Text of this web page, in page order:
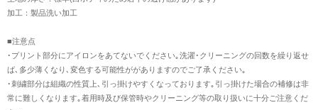
加工：製品洗い加工
■注意点
･プリント部分にアイロンをあてないでください｡洗濯･クリーニングの回数を繰り返せ
ば､多少薄くなり､変色する可能性ががありますのでご了承ください｡
･刺繍部分は組織の性質上､引っ掛けやすくなっております｡引っ掛けた場合の補修は非
常に難しくなります｡着用時及び保管時やクリーニング等の取り扱いに十分ご注意くだ